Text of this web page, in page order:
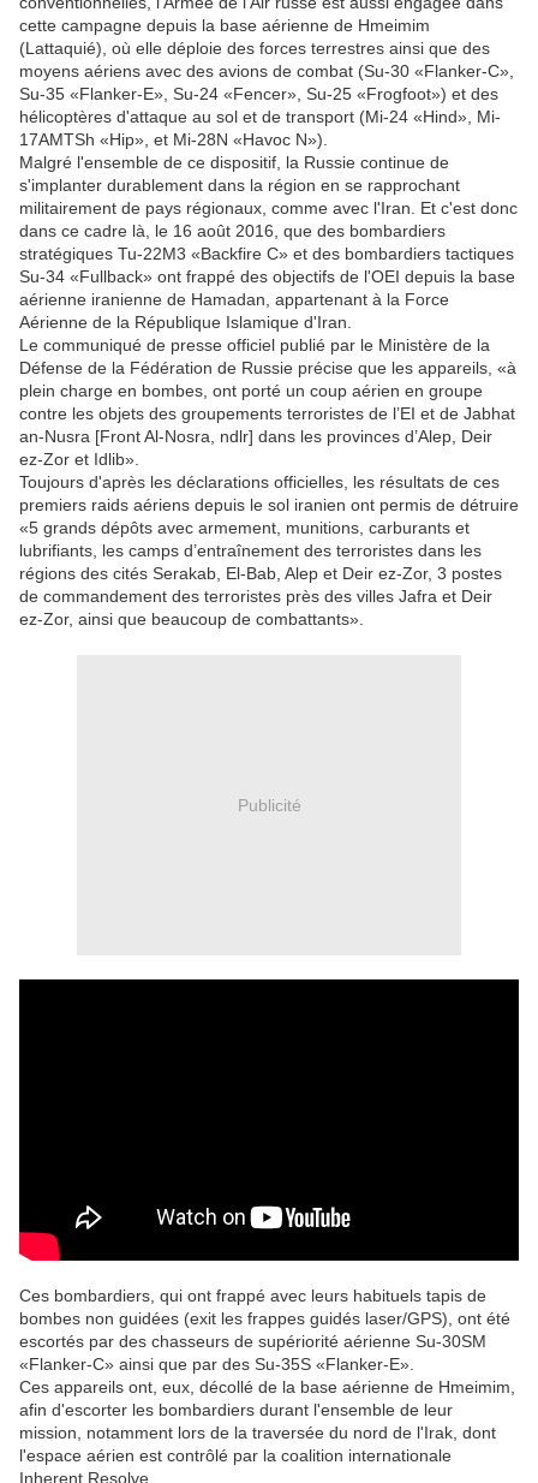
cette campagne depuis la base aérienne de Hmeimim
(Lattaquié), où elle déploie des forces terrestres ainsi que des
moyens aériens avec des avions de combat (Su-30 «Flanker-C»,
Su-35 «Flanker-E», Su-24 «Fencer», Su-25 «Frogfoot») et des
hélicoptères d'attaque au sol et de transport (Mi-24 «Hind», Mi-
17AMTSh «Hip», et Mi-28N «Havoc N»).
Malgré l'ensemble de ce dispositif, la Russie continue de
s'implanter durablement dans la région en se rapprochant
militairement de pays régionaux, comme avec l'Iran. Et c'est donc
dans ce cadre là, le 16 août 2016, que des bombardiers
stratégiques Tu-22M3 «Backfire C» et des bombardiers tactiques
Su-34 «Fullback» ont frappé des objectifs de l'OEI depuis la base
aérienne iranienne de Hamadan, appartenant à la Force
Aérienne de la République Islamique d'Iran.
Le communiqué de presse officiel publié par le Ministère de la
Défense de la Fédération de Russie précise que les appareils, «à
plein charge en bombes, ont porté un coup aérien en groupe
contre les objets des groupements terroristes de l’EI et de Jabhat
an-Nusra [Front Al-Nosra, ndlr] dans les provinces d’Alep, Deir
ez-Zor et Idlib».
Toujours d'après les déclarations officielles, les résultats de ces
premiers raids aériens depuis le sol iranien ont permis de détruire
«5 grands dépôts avec armement, munitions, carburants et
lubrifiants, les camps d’entraînement des terroristes dans les
régions des cités Serakab, El-Bab, Alep et Deir ez-Zor, 3 postes
de commandement des terroristes près des villes Jafra et Deir
ez-Zor, ainsi que beaucoup de combattants».
Publicité
Ces bombardiers, qui ont frappé avec leurs habituels tapis de
bombes non guidées (exit les frappes guidés laser/GPS), ont été
escortés par des chasseurs de supériorité aérienne Su-30SM
«Flanker-C» ainsi que par des Su-35S «Flanker-E».
Ces appareils ont, eux, décollé de la base aérienne de Hmeimim,
afin d'escorter les bombardiers durant l'ensemble de leur
mission, notamment lors de la traversée du nord de l'Irak, dont
l'espace aérien est contrôlé par la coalition internationale
Inherent Resolve.